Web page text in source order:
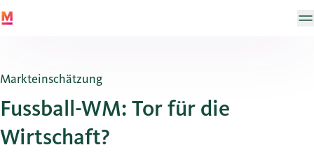
Markteinschätzung
Fussball-WM: Tor für die
Wirtschaft?